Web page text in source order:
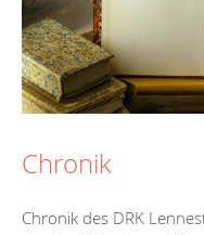
Chronik
Chronik des DRK